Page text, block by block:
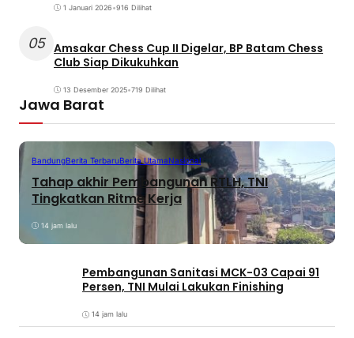
1 Januari 2026•916 Dilihat
05 Amsakar Chess Cup II Digelar, BP Batam Chess
Club Siap Dikukuhkan
13 Desember 2025•719 Dilihat
Jawa Barat
BandungBerita TerbaruBerita UtamaNasional
Tahap akhir Pembangunan RTLH, TNI
Tingkatkan Ritme Kerja
14 jam lalu
Pembangunan Sanitasi MCK-03 Capai 91
Persen, TNI Mulai Lakukan Finishing
14 jam lalu